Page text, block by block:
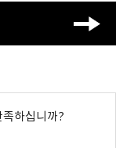
하십니까?